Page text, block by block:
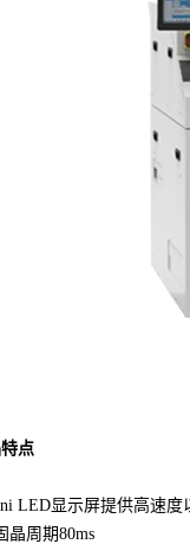
点
LED显示屏提供高速
晶周期80ms